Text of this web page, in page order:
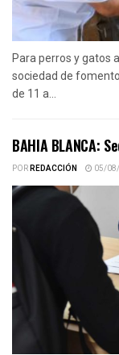
Para perros y gatos
sociedad de
de 11 a...
BAHIA BLANCA:
PORREDACCIÓN 05/